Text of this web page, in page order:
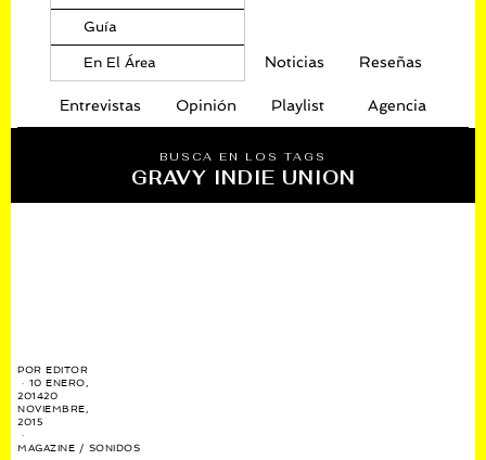
Guía
En El Área Noticias Reseñas
Entrevistas Opinión Playlist Agencia
BUSCA EN LOS TAGS
GRAVY INDIE UNION
POREDITOR
10 ENERO,
201420
NOVIEMBRE,
2015
MAGAZINE / SONIDOS